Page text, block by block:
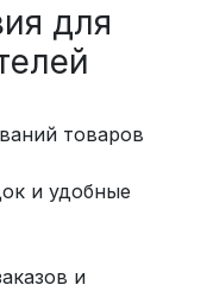
— от
и
— от 2 дней,
грузов
для
товаров
и удобные
и